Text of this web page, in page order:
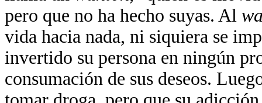
pero que no ha hecho suyas. Al
vida hacia nada, ni siquiera se
invertido su persona en ningún
consumación de sus deseos.